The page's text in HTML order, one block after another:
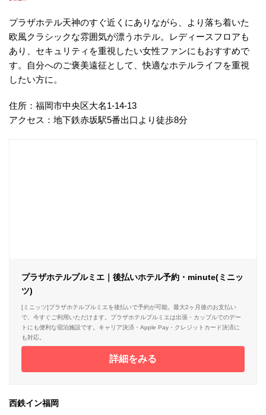
プラザホテル天神のすぐ近くにありながら、より落ち着いた
欧風クラシックな雰囲気が漂うホテル。レディースフロアも
あり、セキュリティを重視したい女性ファンにもおすすめで
す。自分へのご褒美遠征として、快適なホテルライフを重視
したい方に。
住所：福岡市中央区大名1-14-13
アクセス：地下鉄赤坂駅5番出口より徒歩8分
プラザホテルプルミエ｜後払いホテル予約・minute(ミニッ
ツ)
[ミニッツ]プラザホテルプルミエを後払いで予約が可能。最大2ヶ月後のお支払い
で、今すぐご利用いただけます。プラザホテルプルミエは出張・カップルでのデー
トにも便利な宿泊施設です。キャリア決済・Apple Pay・クレジットカード決済に
も対応。
詳細をみる
西鉄イン福岡